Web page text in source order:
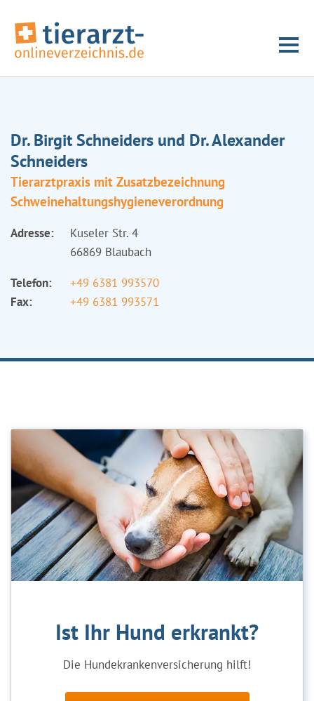
Dr. Birgit Schneiders und Dr. Alexander
Schneiders
Tierarztpraxis mit Zusatzbezeichnung
Schweinehaltungshygieneverordnung
Adresse:
Kuseler Str. 4
66869 Blaubach
Telefon:
+49 6381 993570
Fax:
+49 6381 993571
Ist Ihr Hund erkrankt?
Die Hundekrankenversicherung hilft!